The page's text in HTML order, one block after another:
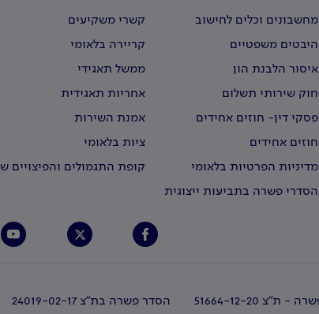
מחשבונים וכלים לחישוב
היבטים משפטיים
איסור הלבנת הון
חוק שירותי תשלום
פסקי דין- חוזים אחידים
חוזים אחידים
מדיניות הפרטיות בלאומי
הסדרי פשרה בתביעות ייצוגית
קשרי משקיעים
קריירה בלאומי
ממשל תאגידי
אחריות תאגידית
אמנת השירות
ציות בלאומי
קופת התגמולים והפיצויים
51664-12-20 הסדר פשרה בת"צ 24019-02-17